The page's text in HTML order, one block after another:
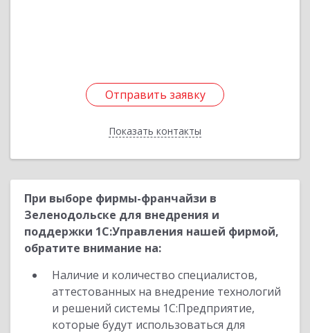
Отправить заявку
Показать контакты
Отправить заявку
Назад
При выборе фирмы-франчайзи в
Зеленодольске для внедрения и
поддержки 1С:Управления нашей фирмой,
обратите внимание на:
Наличие и количество специалистов,
аттестованных на внедрение технологий
и решений системы 1С:Предприятие,
которые будут использоваться для